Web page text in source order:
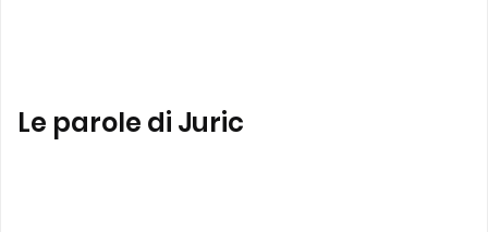
Le parole di Juric